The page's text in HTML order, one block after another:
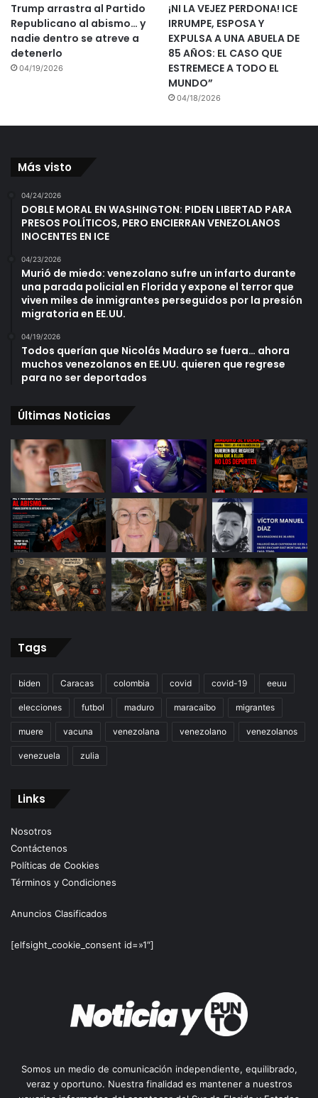
Trump arrastra al Partido
Republicano al abismo… y
nadie dentro se atreve a
detenerlo
04/19/2026
¡NI LA VEJEZ PERDONA! ICE
IRRUMPE, ESPOSA Y
EXPULSA A UNA ABUELA DE
85 AÑOS: EL CASO QUE
ESTREMECE A TODO EL
MUNDO”
04/18/2026
Más visto
04/24/2026
DOBLE MORAL EN WASHINGTON: PIDEN LIBERTAD PARA
PRESOS POLÍTICOS, PERO ENCIERRAN VENEZOLANOS
INOCENTES EN ICE
04/23/2026
Murió de miedo: venezolano sufre un infarto durante
una parada policial en Florida y expone el terror que
viven miles de inmigrantes perseguidos por la presión
migratoria en EE.UU.
04/19/2026
Todos querían que Nicolás Maduro se fuera… ahora
muchos venezolanos en EE.UU. quieren que regrese
para no ser deportados
Últimas Noticias
Tags
biden Caracas colombia covid covid-19 eeuu
elecciones futbol maduro maracaibo migrantes
muere vacuna venezolana venezolano venezolanos
venezuela zulia
Links
Nosotros
Contáctenos
Políticas de Cookies
Términos y Condiciones
Anuncios Clasificados
[elfsight_cookie_consent id=»1″]
Somos un medio de comunicación independiente, equilibrado,
veraz y oportuno. Nuestra finalidad es mantener a nuestros